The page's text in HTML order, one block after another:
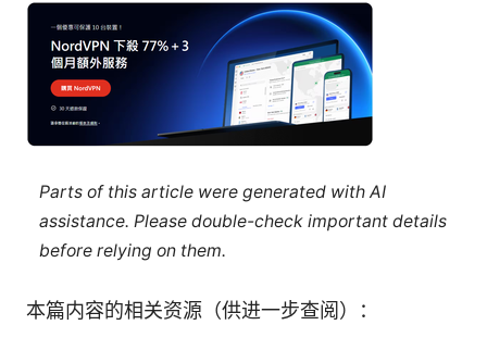
Parts of this article were generated with AI
assistance. Please double-check important details
before relying on them.
本篇内容的相关资源（供进一步查阅）：